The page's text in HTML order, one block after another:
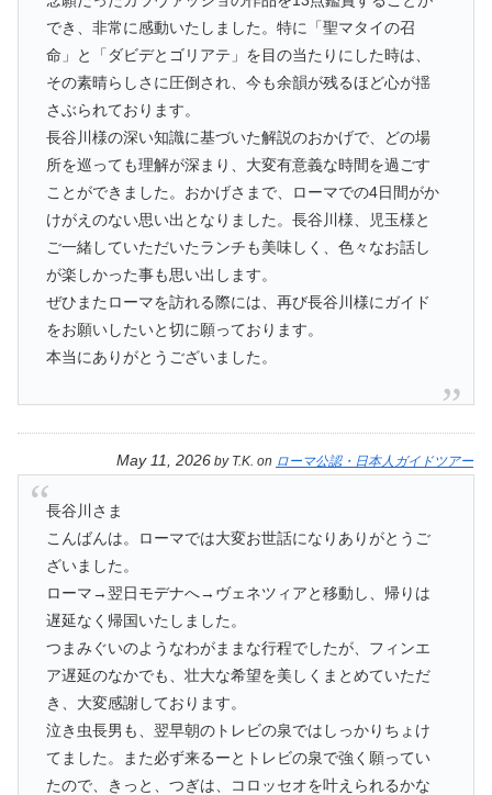
でき、非常に感動いたしました。特に「聖マタイの召
命」と「ダビデとゴリアテ」を目の当たりにした時は、
その素晴らしさに圧倒され、今も余韻が残るほど心が揺
さぶられております。
長谷川様の深い知識に基づいた解説のおかげで、どの場
所を巡っても理解が深まり、大変有意義な時間を過ごす
ことができました。おかげさまで、ローマでの4日間がか
けがえのない思い出となりました。長谷川様、児玉様と
ご一緒していただいたランチも美味しく、色々なお話し
が楽しかった事も思い出します。
ぜひまたローマを訪れる際には、再び長谷川様にガイド
をお願いしたいと切に願っております。
本当にありがとうございました。
May 11, 2026 by T.K. on ローマ公認・日本人ガイドツアー
長谷川さま
こんばんは。ローマでは大変お世話になりありがとうご
ざいました。
ローマ→翌日モデナへ→ヴェネツィアと移動し、帰りは
遅延なく帰国いたしました。
つまみぐいのようなわがままな行程でしたが、フィンエ
ア遅延のなかでも、壮大な希望を美しくまとめていただ
き、大変感謝しております。
泣き虫長男も、翌早朝のトレビの泉ではしっかりちょけ
てました。また必ず来るーとトレビの泉で強く願ってい
たので、きっと、つぎは、コロッセオを叶えられるかな